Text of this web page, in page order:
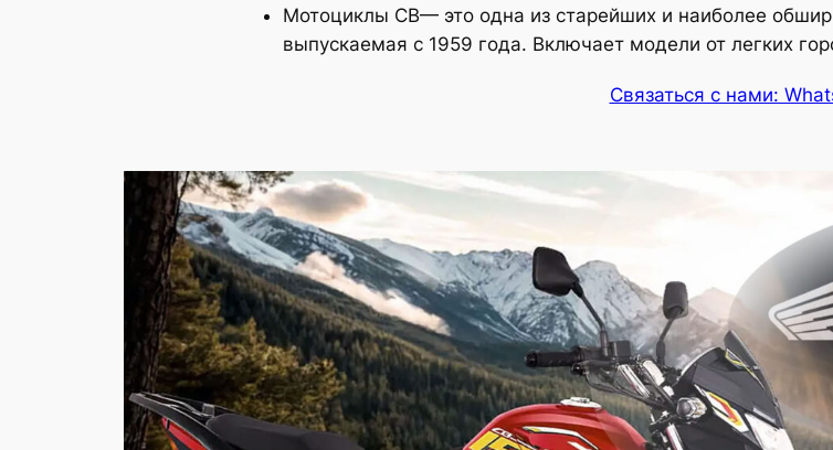
Мотоциклы CB— это одна из старейших и наиболее
выпускаемая с 1959 года. Включает модели от легких
Связаться с нами: